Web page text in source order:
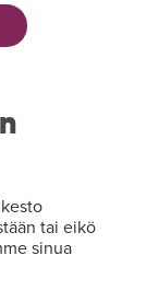
tai eikö
sinua